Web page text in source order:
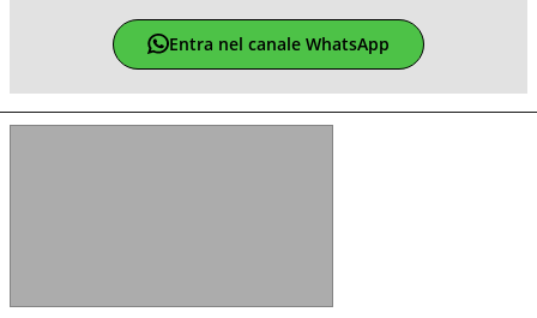
Entra nel canale WhatsApp